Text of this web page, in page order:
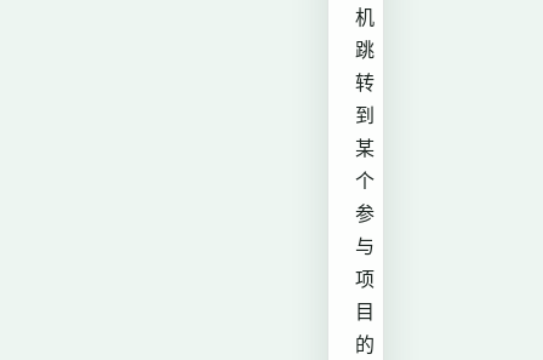
机
跳
转
到
某
个
参
与
项
目
的